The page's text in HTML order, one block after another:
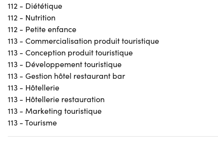
112 - Diététique
112 - Nutrition
112 - Petite enfance
113 - Commercialisation produit touristique
113 - Conception produit touristique
113 - Développement touristique
113 - Gestion hôtel restaurant bar
113 - Hôtellerie
113 - Hôtellerie restauration
113 - Marketing touristique
113 - Tourisme